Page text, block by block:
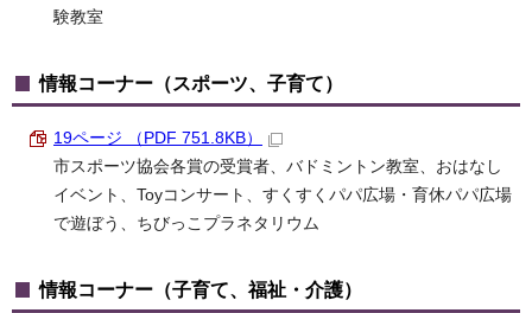
験教室
情報コーナー（スポーツ、子育て）
19ページ （PDF 751.8KB）
市スポーツ協会各賞の受賞者、バドミントン教室、おはなし
イベント、Toyコンサート、すくすくパパ広場・育休パパ広場
で遊ぼう、ちびっこプラネタリウム
情報コーナー（子育て、福祉・介護）